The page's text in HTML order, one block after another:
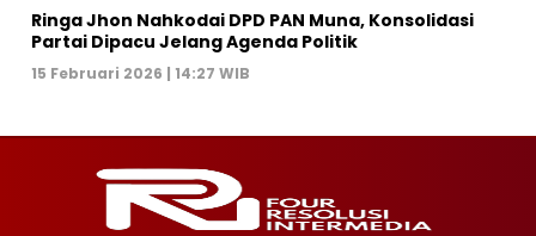
Ringa Jhon Nahkodai DPD PAN Muna, Konsolidasi
Partai Dipacu Jelang Agenda Politik
15 Februari 2026 | 14:27 WIB